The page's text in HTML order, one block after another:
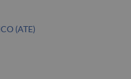
(ATE)